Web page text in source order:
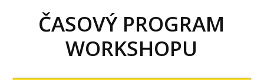
ČASOVÝ PROGRAM
WORKSHOPU